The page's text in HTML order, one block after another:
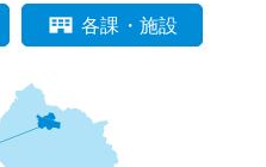
各課・施設